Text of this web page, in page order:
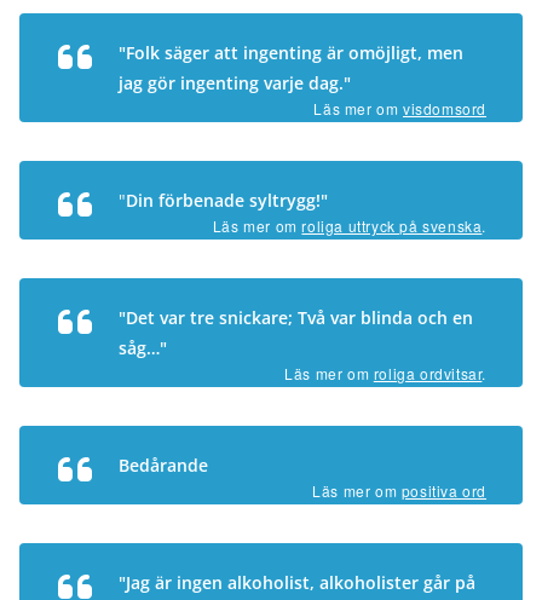
"Folk säger att ingenting är omöjligt, men
jag gör ingenting varje dag."
Läs mer om visdomsord
"Din förbenade syltrygg!"
Läs mer omroliga uttryck på svenska.
"Det var tre snickare; Två var blinda och en
såg…"
Läs mer om roliga ordvitsar.
Bedårande
Läs mer om positiva ord
"Jag är ingen alkoholist, alkoholister går på